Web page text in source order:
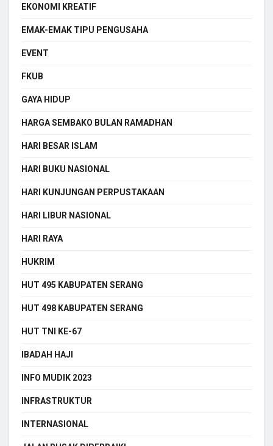
EKONOMI KREATIF
EMAK-EMAK TIPU PENGUSAHA
EVENT
FKUB
GAYA HIDUP
HARGA SEMBAKO BULAN RAMADHAN
HARI BESAR ISLAM
HARI BUKU NASIONAL
HARI KUNJUNGAN PERPUSTAKAAN
HARI LIBUR NASIONAL
HARI RAYA
HUKRIM
HUT 495 KABUPATEN SERANG
HUT 498 KABUPATEN SERANG
HUT TNI KE-67
IBADAH HAJI
INFO MUDIK 2023
INFRASTRUKTUR
INTERNASIONAL